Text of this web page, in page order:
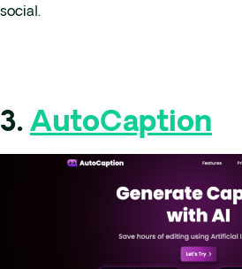
social.
3. AutoCaption